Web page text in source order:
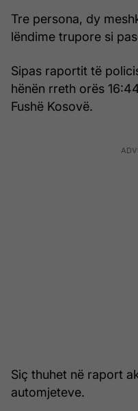
Tre persona, dy
lëndime trupore si
Sipas raportit të
hënën rreth orës
Fushë Kosovë.
Siç thuhet në raport
automjeteve.